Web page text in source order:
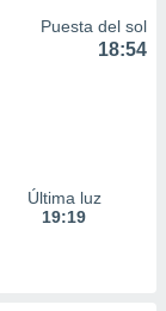
Puesta del sol
18:54
Última luz
19:19